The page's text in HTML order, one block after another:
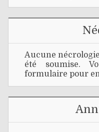
Aucune
été soumise.
formulaire pour